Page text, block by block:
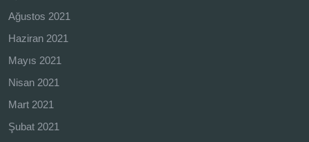
Ağustos 2021
Haziran 2021
Mayıs 2021
Nisan 2021
Mart 2021
Şubat 2021